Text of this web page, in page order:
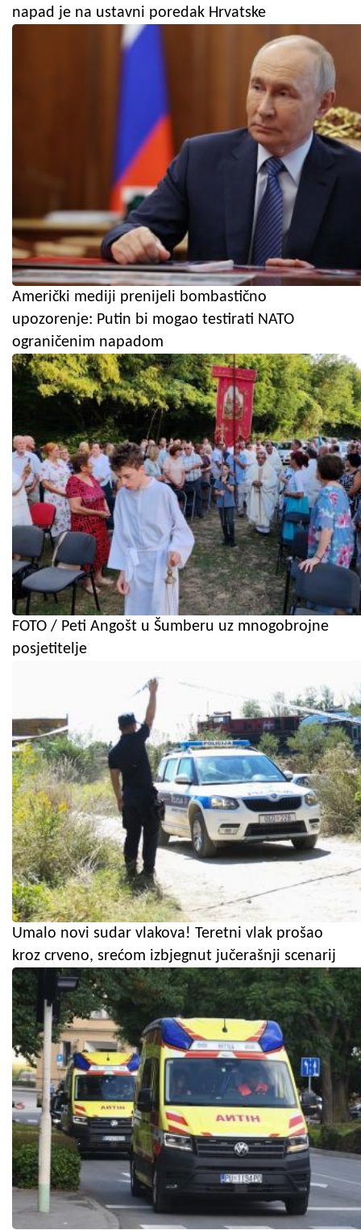
napad je na ustavni poredak Hrvatske
Američki mediji prenijeli bombastično
upozorenje: Putin bi mogao testirati NATO
ograničenim napadom
FOTO / Peti Angošt u Šumberu uz mnogobrojne
posjetitelje
Umalo novi sudar vlakova! Teretni vlak prošao
kroz crveno, srećom izbjegnut jučerašnji scenarij